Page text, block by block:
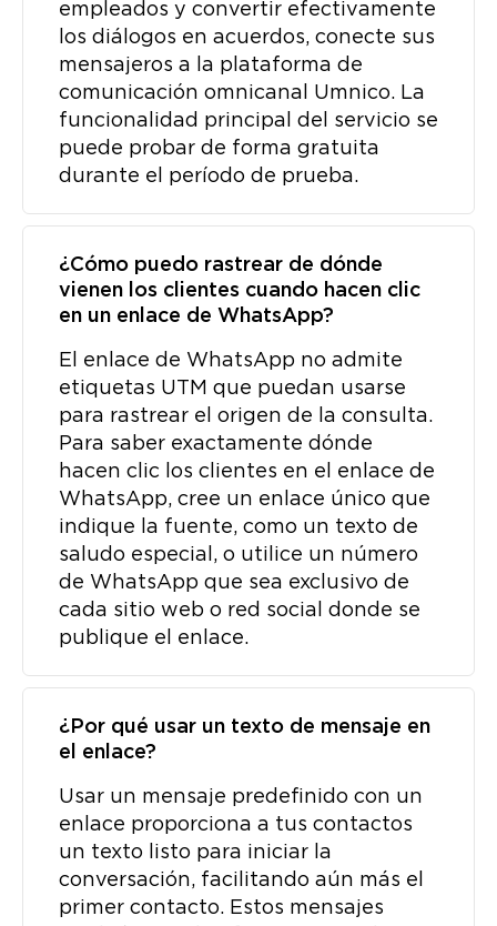
empleados y convertir efectivamente
los diálogos en acuerdos, conecte sus
mensajeros a la plataforma de
comunicación omnicanal Umnico. La
funcionalidad principal del servicio se
puede probar de forma gratuita
durante el período de prueba.
¿Cómo puedo rastrear de dónde
vienen los clientes cuando hacen clic
en un enlace de WhatsApp?
El enlace de WhatsApp no ​​admite
etiquetas UTM que puedan usarse
para rastrear el origen de la consulta.
Para saber exactamente dónde
hacen clic los clientes en el enlace de
WhatsApp, cree un enlace único que
indique la fuente, como un texto de
saludo especial, o utilice un número
de WhatsApp que sea exclusivo de
cada sitio web o red social donde se
publique el enlace.
¿Por qué usar un texto de mensaje en
el enlace?
Usar un mensaje predefinido con un
enlace proporciona a tus contactos
un texto listo para iniciar la
conversación, facilitando aún más el
primer contacto. Estos mensajes